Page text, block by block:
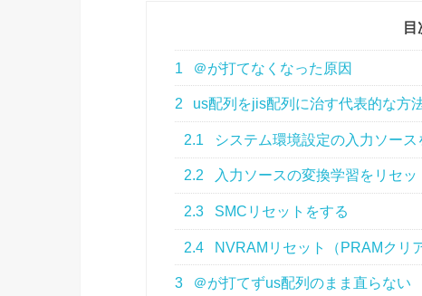
目
1 ＠が打てなくなった原因
2 us配列をjis配列に治す代表的な方
2.1 システム環境設定の入力ソース
2.2 入力ソースの変換学習をリセッ
2.3 SMCリセットをする
2.4 NVRAMリセット（PRAMクリ
3 ＠が打てずus配列のまま直らない